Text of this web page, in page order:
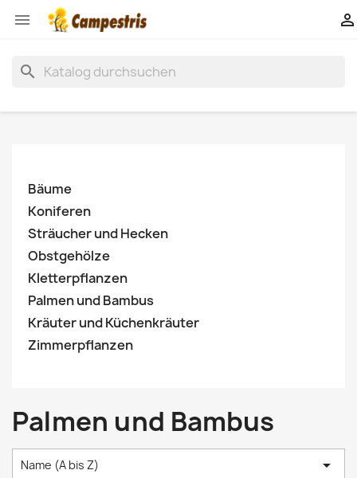
 
search
Bäume
Koniferen
Sträucher und Hecken
Obstgehölze
Kletterpflanzen
Palmen und Bambus
Kräuter und Küchenkräuter
Zimmerpflanzen
Palmen und Bambus
Name (A bis Z) 